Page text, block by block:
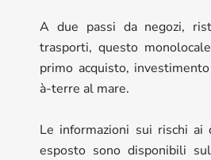
A due passi da negozi,
trasporti, questo
primo acquisto,
à-terre al mare.
Le informazioni sui rischi ai
esposto sono disponibili